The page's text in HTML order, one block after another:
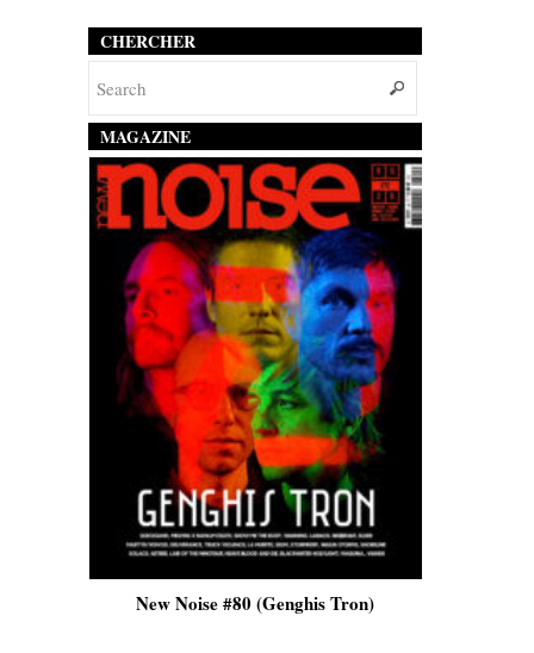
CHERCHER
MAGAZINE
New Noise #80 (Genghis Tron)